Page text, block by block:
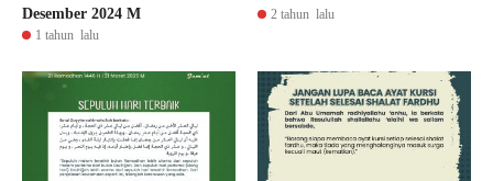
Desember 2024 M
1 tahun lalu
2 tahun lalu